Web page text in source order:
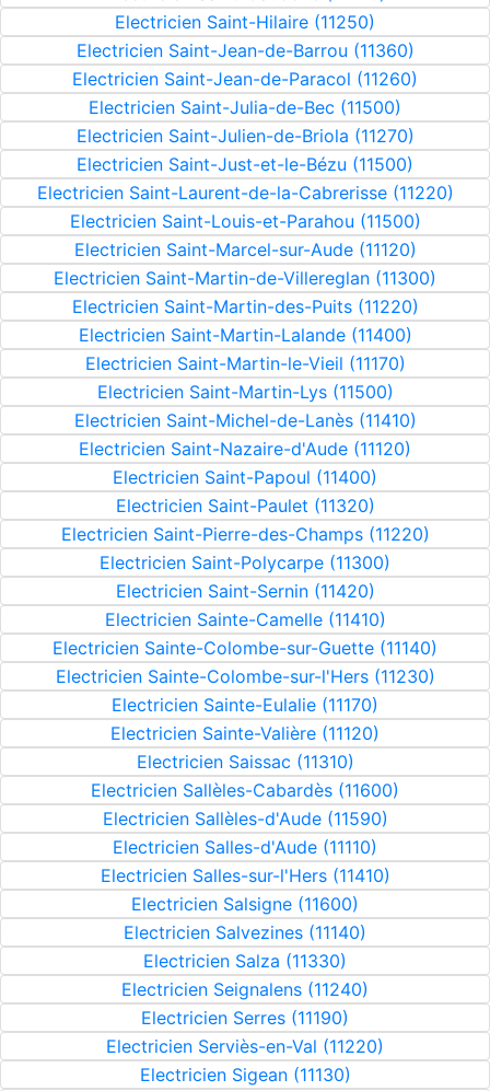
Electricien Saint-Hilaire (11250)
Electricien Saint-Jean-de-Barrou (11360)
Electricien Saint-Jean-de-Paracol (11260)
Electricien Saint-Julia-de-Bec (11500)
Electricien Saint-Julien-de-Briola (11270)
Electricien Saint-Just-et-le-Bézu (11500)
Electricien Saint-Laurent-de-la-Cabrerisse (11220)
Electricien Saint-Louis-et-Parahou (11500)
Electricien Saint-Marcel-sur-Aude (11120)
Electricien Saint-Martin-de-Villereglan (11300)
Electricien Saint-Martin-des-Puits (11220)
Electricien Saint-Martin-Lalande (11400)
Electricien Saint-Martin-le-Vieil (11170)
Electricien Saint-Martin-Lys (11500)
Electricien Saint-Michel-de-Lanès (11410)
Electricien Saint-Nazaire-d'Aude (11120)
Electricien Saint-Papoul (11400)
Electricien Saint-Paulet (11320)
Electricien Saint-Pierre-des-Champs (11220)
Electricien Saint-Polycarpe (11300)
Electricien Saint-Sernin (11420)
Electricien Sainte-Camelle (11410)
Electricien Sainte-Colombe-sur-Guette (11140)
Electricien Sainte-Colombe-sur-l'Hers (11230)
Electricien Sainte-Eulalie (11170)
Electricien Sainte-Valière (11120)
Electricien Saissac (11310)
Electricien Sallèles-Cabardès (11600)
Electricien Sallèles-d'Aude (11590)
Electricien Salles-d'Aude (11110)
Electricien Salles-sur-l'Hers (11410)
Electricien Salsigne (11600)
Electricien Salvezines (11140)
Electricien Salza (11330)
Electricien Seignalens (11240)
Electricien Serres (11190)
Electricien Serviès-en-Val (11220)
Electricien Sigean (11130)